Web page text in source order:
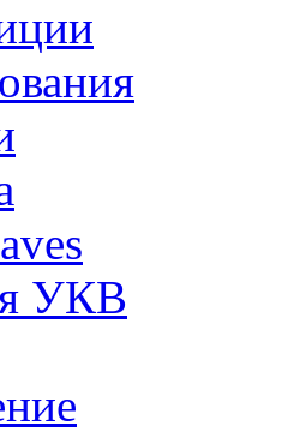
УКВ